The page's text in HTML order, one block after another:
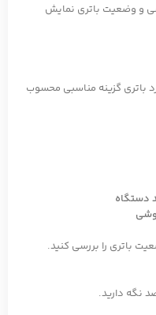
و وضعیت باتری نمایش
باتری گزینه مناسبی محسوب
دستگاه
باتری را بررسی کنید.